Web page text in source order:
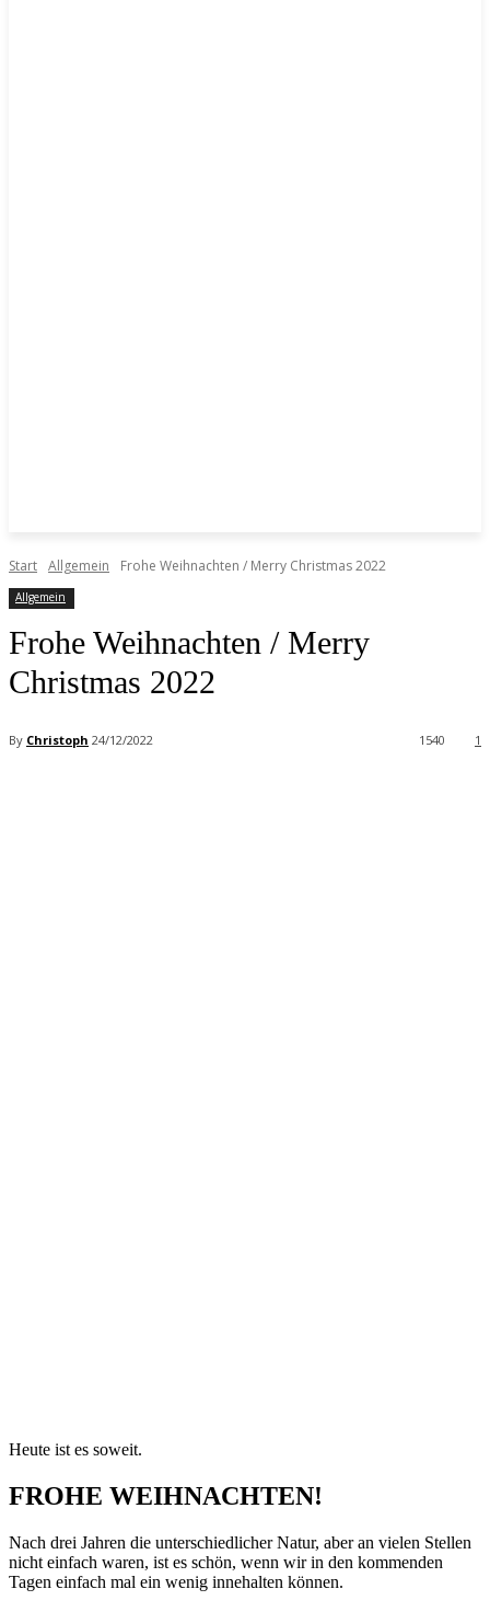
Start Allgemein Frohe Weihnachten / Merry Christmas 2022
Allgemein
Frohe Weihnachten / Merry
Christmas 2022
By Christoph 24/12/2022 1
1540
Heute ist es soweit.
FROHE WEIHNACHTEN!
Nach drei Jahren die unterschiedlicher Natur, aber an vielen Stellen
nicht einfach waren, ist es schön, wenn wir in den kommenden
Tagen einfach mal ein wenig innehalten können.